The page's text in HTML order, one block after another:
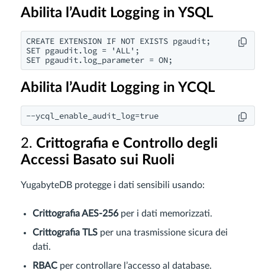
Abilita l’Audit Logging in YSQL
CREATE EXTENSION IF NOT EXISTS pgaudit;
SET pgaudit.log = 'ALL';
Abilita l’Audit Logging in YCQL
2. Crittografia e Controllo degli
Accessi Basato sui Ruoli
YugabyteDB protegge i dati sensibili usando:
Crittografia AES-256per i dati memorizzati.
Crittografia TLS per una trasmissione sicura dei
dati.
RBAC per controllare l’accesso al database.